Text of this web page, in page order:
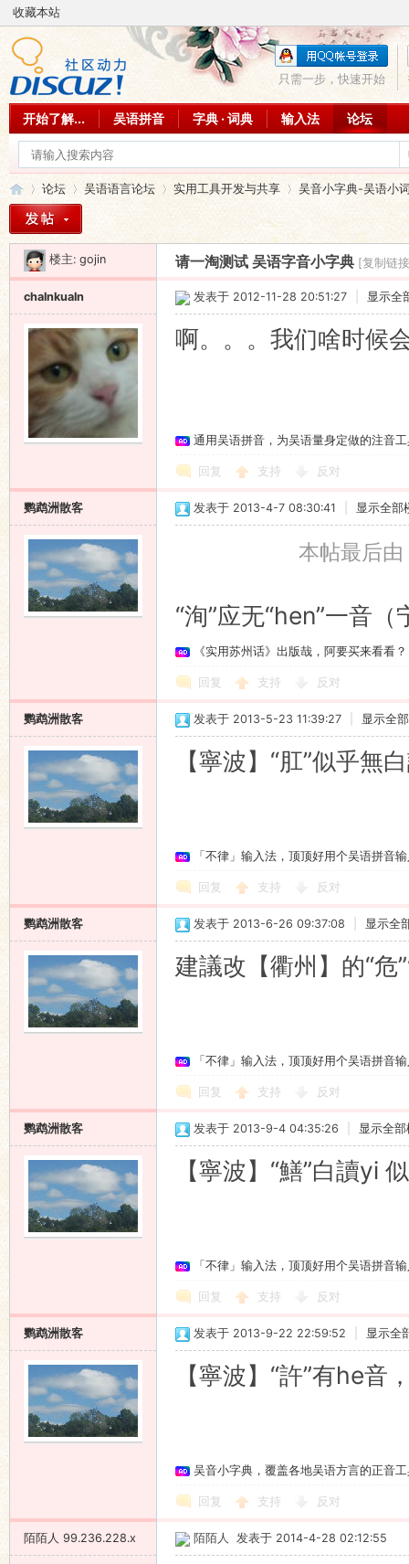
收藏本站
只需一步，快速开始
开始了解... 吴语拼音 字典 · 词典 输入法 论坛
»
论坛
›
吴语语言论坛 实用工具开发与共享
›
吴音小字典-吴语小
楼主: gojin 请一淘测试 吴语字音小字典 [复制链
chalnkualn 发表于 2012-11-28 20:51:27 显示全
啊。。。我们啥时候
通用吴语拼音，为吴语量身定做的注音
回复 支持 反对
鹦鹉洲散客 发表于 2013-4-7 08:30:41 显示全部
本帖最后
“洵”应无“hen”一音（
《实用苏州话》出版哉，阿要买来看看？
回复 支持 反对
鹦鹉洲散客 发表于 2013-5-23 11:39:27 显示全
【寧波】“肛”似乎無
「不律」输入法，顶顶好用个吴语拼音
回复 支持 反对
鹦鹉洲散客 发表于 2013-6-26 09:37:08 显示全
建議改【衢州】的“危
「不律」输入法，顶顶好用个吴语拼音
回复 支持 反对
鹦鹉洲散客 发表于 2013-9-4 04:35:26 显示全部
【寧波】“鱔”白讀yi
「不律」输入法，顶顶好用个吴语拼音
回复 支持 反对
鹦鹉洲散客 发表于 2013-9-22 22:59:52 显示全
【寧波】“許”有he音
吴音小字典，覆盖各地吴语方言的正音
回复 支持 反对
陌陌人 99.236.228.x 陌陌人 发表于 2014-4-28 02:12:55